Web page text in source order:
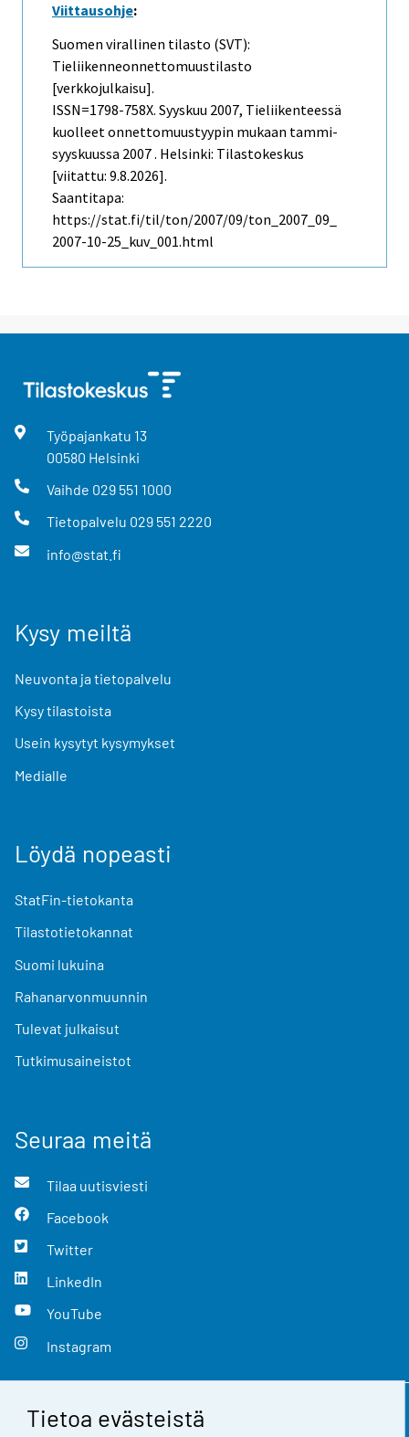
Tietoa evästeistä
Viittausohje:
Suomen virallinen tilasto (SVT):
Tieliikenneonnettomuustilasto
[verkkojulkaisu].
ISSN=1798-758X. Syyskuu 2007, Tieliikenteessä
kuolleet onnettomuustyypin mukaan tammi-
syyskuussa 2007 . Helsinki: Tilastokeskus
[viitattu: 9.8.2026].
Saantitapa:
https://stat.fi/til/ton/2007/09/ton_2007_09_
2007-10-25_kuv_001.html
Työpajankatu 13
00580 Helsinki
Vaihde 029 551 1000
Tietopalvelu 029 551 2220
info@stat.fi
Kysy meiltä
Neuvonta ja tietopalvelu
Kysy tilastoista
Usein kysytyt kysymykset
Medialle
Löydä nopeasti
StatFin-tietokanta
Tilastotietokannat
Suomi lukuina
Rahanarvonmuunnin
Tulevat julkaisut
Tutkimusaineistot
Seuraa meitä
Tilaa uutisviesti
Facebook
Twitter
LinkedIn
YouTube
Instagram
Yhteystiedot